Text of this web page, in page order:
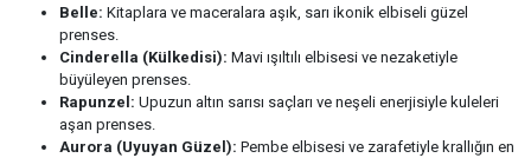
Belle: Kitaplara ve maceralara aşık, sarı ikonik elbiseli güzel
prenses.
Cinderella (Külkedisi): Mavi ışıltılı elbisesi ve nezaketiyle
büyüleyen prenses.
Rapunzel: Upuzun altın sarısı saçları ve neşeli enerjisiyle kuleleri
aşan prenses.
Aurora (Uyuyan Güzel): Pembe elbisesi ve zarafetiyle krallığın en